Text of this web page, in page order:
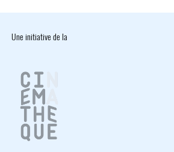
Une initiative de la